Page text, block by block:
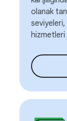
olanak
seviyeleri,
hizmetleri